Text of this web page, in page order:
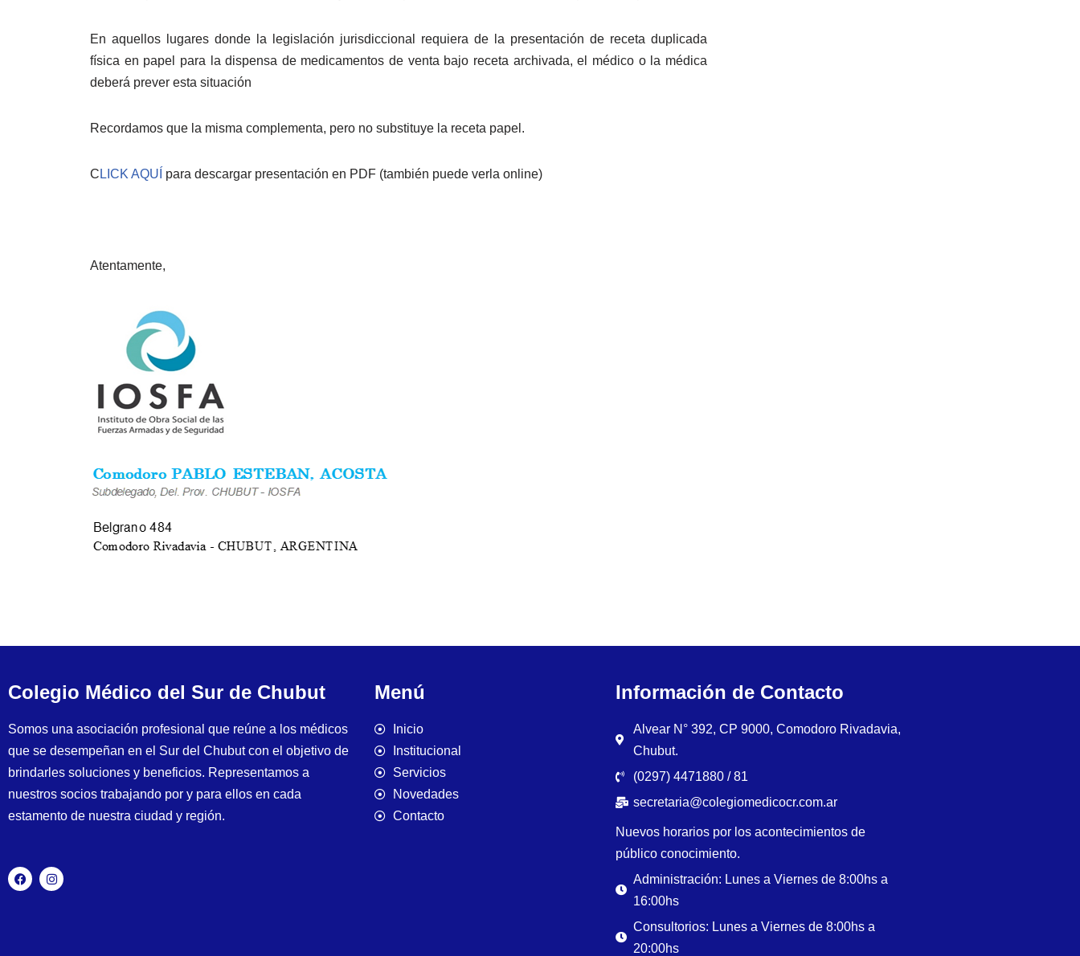
En aquellos lugares donde la legislación jurisdiccional requiera de la presentación de receta duplicada
física en papel para la dispensa de medicamentos de venta bajo receta archivada, el médico o la médica
deberá prever esta situación
Recordamos que la misma complementa, pero no substituye la receta papel.
C LICK AQUÍ para descargar presentación en PDF (también puede verla online)
Atentamente,
Colegio Médico del Sur de Chubut
Somos una asociación profesional que reúne a los médicos
que se desempeñan en el Sur del Chubut con el objetivo de
brindarles soluciones y beneficios. Representamos a
nuestros socios trabajando por y para ellos en cada
estamento de nuestra ciudad y región.
Menú
Inicio
Institucional
Servicios
Novedades
Contacto
Información de Contacto
Alvear N° 392, CP 9000, Comodoro Rivadavia,
Chubut.
(0297) 4471880 / 81
secretaria@colegiomedicocr.com.ar
Nuevos horarios por los acontecimientos de
público conocimiento.
Administración: Lunes a Viernes de 8:00hs a
16:00hs
Consultorios: Lunes a Viernes de 8:00hs a
20:00hs